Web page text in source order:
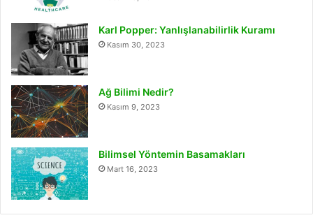
Karl Popper: Yanlışlanabilirlik Kuramı
Kasım 30, 2023
Ağ Bilimi Nedir?
Kasım 9, 2023
Bilimsel Yöntemin Basamakları
Mart 16, 2023